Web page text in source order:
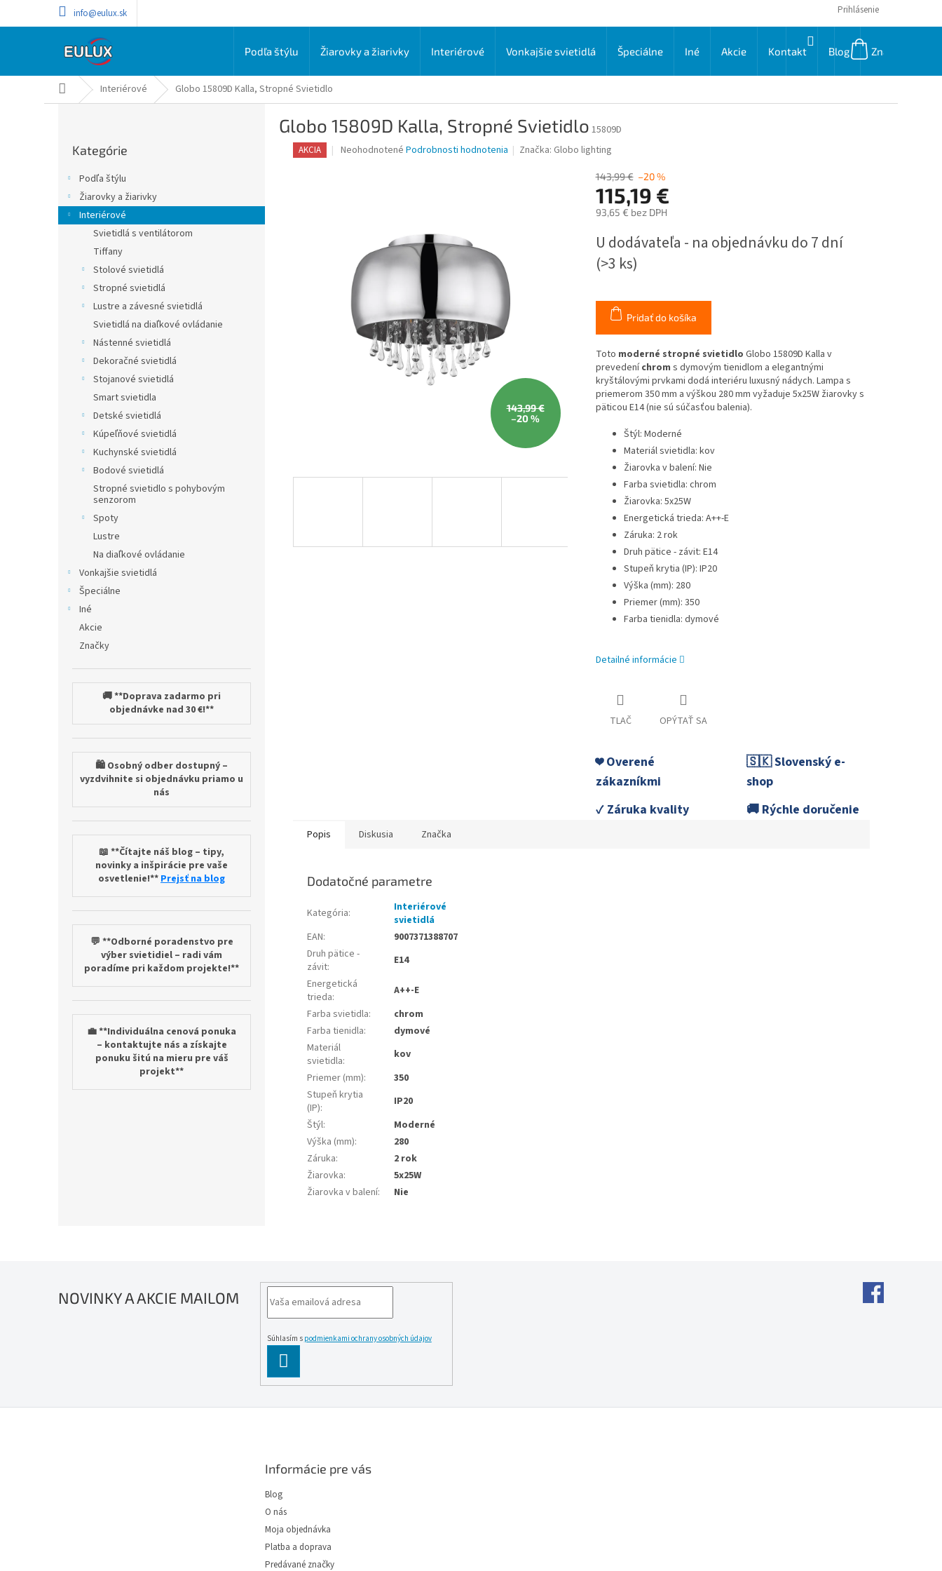
info@eulux.sk Prihlásenie
NÁKUPNÝ
KOŠÍK
Podľa štýlu Žiarovky a žiarivky Interiérové Vonkajšie svietidlá Špeciálne Iné Akcie Kontakt Blog Značky
DomovInteriérové Globo 15809D Kalla, Stropné Svietidlo
a
kategórie
Kategórie
Podľa štýlu
Žiarovky a žiarivky
Interiérové
Svietidlá s ventilátorom
Tiffany
Stolové svietidlá
Stropné svietidlá
Lustre a závesné svietidlá
Svietidlá na diaľkové ovládanie
Nástenné svietidlá
Dekoračné svietidlá
Stojanové svietidlá
Smart svietidla
Detské svietidlá
Kúpeľňové svietidlá
Kuchynské svietidlá
Bodové svietidlá
Stropné svietidlo s pohybovým
senzorom
Spoty
Lustre
Na diaľkové ovládanie
Vonkajšie svietidlá
Špeciálne
Iné
Akcie
Značky
🚚 **Doprava zadarmo pri
objednávke nad 30 €!**
🛍️ Osobný odber dostupný –
vyzdvihnite si objednávku priamo u
nás
📖 **Čítajte náš blog – tipy,
novinky a inšpirácie pre vaše
osvetlenie!**Prejsť na blog
💬 **Odborné poradenstvo pre
výber svietidiel – radi vám
poradíme pri každom projekte!**
💼 **Individuálna cenová ponuka
– kontaktujte nás a získajte
ponuku šitú na mieru pre váš
projekt**
Globo 15809D Kalla, Stropné Svietidlo 15809D
AKCIA
Priemerné
hviezdičiek.
Neohodnotené Podrobnosti hodnotenia Značka: Globo lighting
143,99 €
–20 %
143,99 € –20 %
115,19 €
93,65 € bez DPH
cena:
U dodávateľa - na objednávku do 7 dní
(>3 ks)
Pridať do košíka
Toto moderné stropné svietidlo Globo 15809D Kalla v
prevedeníchrom s dymovým tienidlom a elegantnými
kryštálovými prvkami dodá interiéru luxusný nádych. Lampa s
priemerom 350 mm a výškou 280 mm vyžaduje 5x25W žiarovky s
päticou E14 (nie sú súčasťou balenia).
Štýl: Moderné
Materiál svietidla: kov
Žiarovka v balení: Nie
Farba svietidla: chrom
Žiarovka: 5x25W
Energetická trieda: A++-E
Záruka: 2 rok
Druh pätice - závit: E14
Stupeň krytia (IP): IP20
Výška (mm): 280
Priemer (mm): 350
Farba tienidla: dymové
Detailné informácie
TLAČ OPÝTAŤ SA
❤️ Overené
zákazníkmi
🇸🇰 Slovenský e-
shop
✓ Záruka kvality
🚚 Rýchle doručenie
Popis Diskusia Značka
Dodatočné parametre
Kategória:
Interiérové
svietidlá
EAN:
9007371388707
Druh pätice -
závit:
E14
Energetická
trieda:
A++-E
Farba svietidla:
chrom
Farba tienidla:
dymové
Materiál
svietidla:
kov
Priemer (mm):
350
Stupeň krytia
(IP):
IP20
Štýl:
Moderné
Výška (mm):
280
Záruka:
2 rok
Žiarovka:
5x25W
Žiarovka v balení: Nie
NOVINKY A AKCIE MAILOM
Súhlasím s podmienkami ochrany osobných údajov
SE
Informácie pre vás
Blog
O nás
Moja objednávka
Platba a doprava
Predávané značky